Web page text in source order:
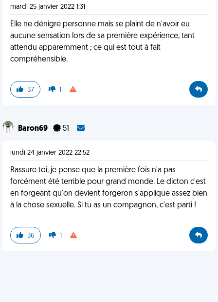
mardi 25 janvier 2022 1:31
Elle ne dénigre personne mais se plaint de n'avoir eu
aucune sensation lors de sa première expérience, tant
attendu apparemment ; ce qui est tout à fait
compréhensible.
37 1
Baron69 51
lundi 24 janvier 2022 22:52
Rassure toi, je pense que la première fois n'a pas
forcément été terrible pour grand monde. Le dicton c'est
en forgeant qu'on devient forgeron s'applique assez bien
à la chose sexuelle. Si tu as un compagnon, c'est parti !
36 1